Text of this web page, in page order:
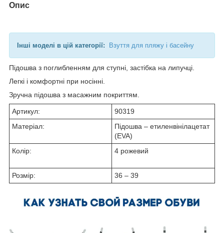
Опис
Інші моделі в цій категорії: Взуття для пляжу і басейну
Підошва з поглибленням для ступні, застібка на липучці.
Легкі і комфортні при носінні.
Зручна підошва з масажним покриттям.
Артикул:
90319
Матеріал:
Підошва – етиленвінілацетат
(EVA)
Колір:
4 рожевий
Розмір: 36 – 39